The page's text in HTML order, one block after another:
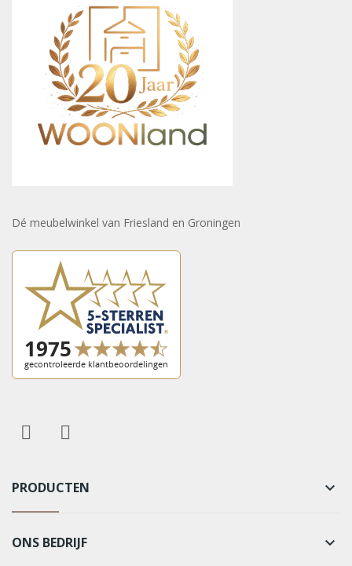
Dé meubelwinkel van Friesland en Groningen
PRODUCTEN keyboard_arrow_down
ONS BEDRIJF keyboard_arrow_down